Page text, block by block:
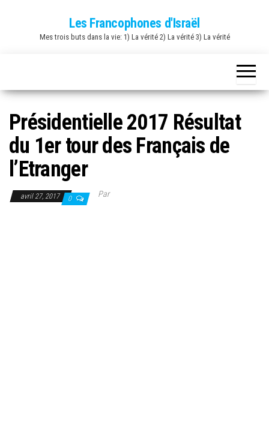
Les Francophones d'Israël
Mes trois buts dans la vie: 1) La vérité 2) La vérité 3) La vérité
Présidentielle 2017 Résultat
du 1er tour des Français de
l’Etranger
avril 27, 2017 0 Par